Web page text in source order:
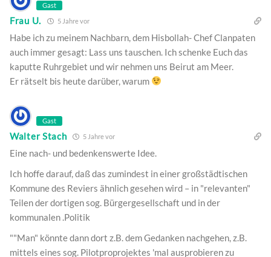
Gast
Frau U. 5 Jahre vor
Habe ich zu meinem Nachbarn, dem Hisbollah- Chef Clanpaten
auch immer gesagt: Lass uns tauschen. Ich schenke Euch das
kaputte Ruhrgebiet und wir nehmen uns Beirut am Meer.
Er rätselt bis heute darüber, warum
Gast
Walter Stach 5 Jahre vor
Eine nach- und bedenkenswerte Idee.
Ich hoffe darauf, daß das zumindest in einer großstädtischen
Kommune des Reviers ähnlich gesehen wird – in "relevanten"
Teilen der dortigen sog. Bürgergesellschaft und in der
kommunalen .Politik
""Man" könnte dann dort z.B. dem Gedanken nachgehen, z.B.
mittels eines sog. Pilotproprojektes 'mal ausprobieren zu